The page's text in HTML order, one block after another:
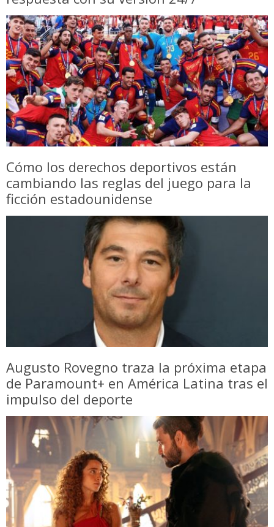
Cómo los derechos deportivos están
cambiando las reglas del juego para la
ficción estadounidense
Augusto Rovegno traza la próxima etapa
de Paramount+ en América Latina tras el
impulso del deporte